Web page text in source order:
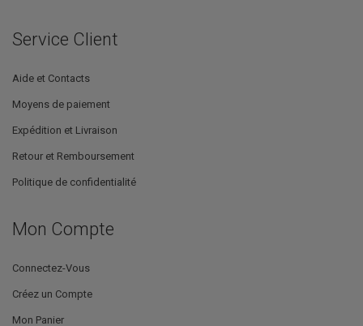
Service Client
Aide et Contacts
Moyens de paiement
Expédition et Livraison
Retour et Remboursement
Politique de confidentialité
Mon Compte
Connectez-Vous
Créez un Compte
Mon Panier